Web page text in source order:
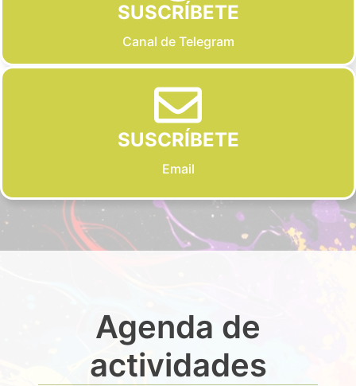
SUSCRÍBETE
Canal de Telegram
SUSCRÍBETE
Email
Agenda de
actividades